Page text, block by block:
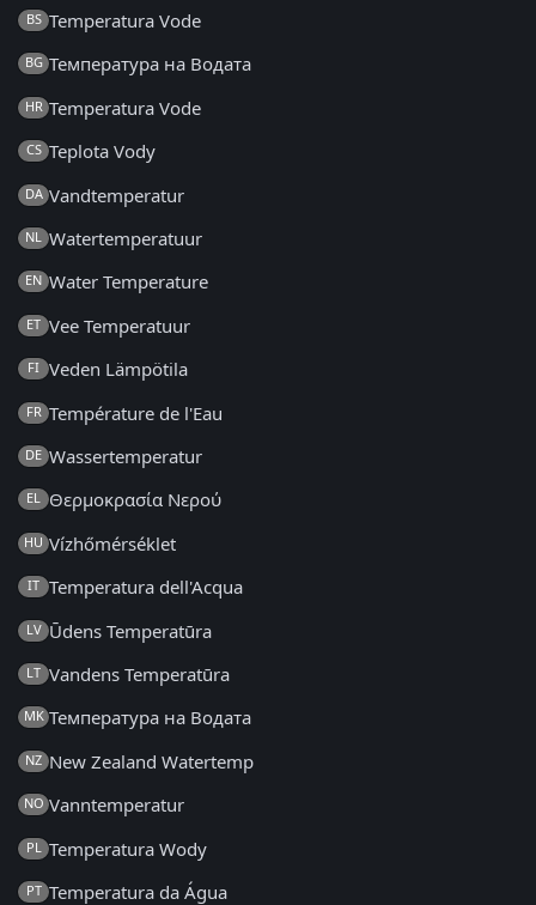
BS Temperatura Vode
BG Температура на Водата
HR Temperatura Vode
CS Teplota Vody
DA Vandtemperatur
NL Watertemperatuur
EN Water Temperature
ET Vee Temperatuur
FI Veden Lämpötila
FR Température de l'Eau
DE Wassertemperatur
EL Θερμοκρασία Νερού
HU Vízhőmérséklet
IT Temperatura dell'Acqua
LV Ūdens Temperatūra
LT Vandens Temperatūra
MK Температура на Водата
NZ New Zealand Watertemp
NO Vanntemperatur
PL Temperatura Wody
PT Temperatura da Água